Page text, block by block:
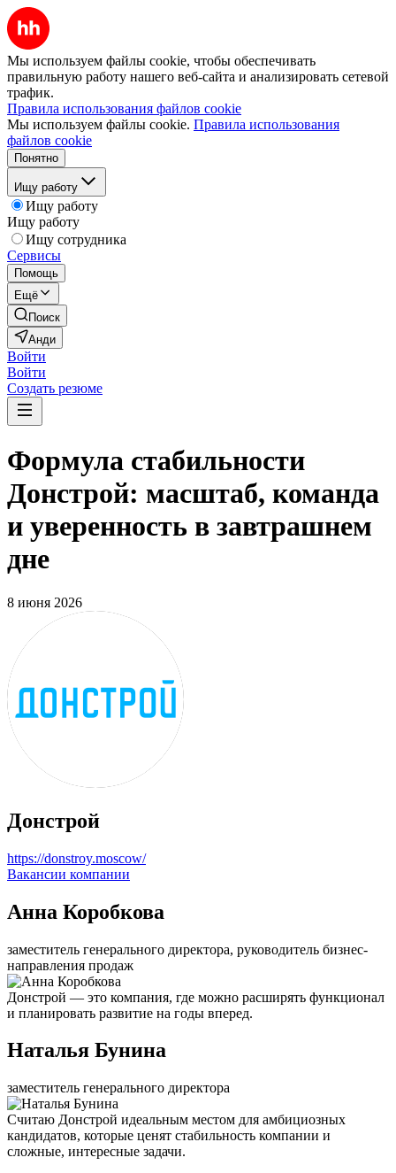
Мы используем файлы cookie, чтобы обеспечивать
правильную работу нашего веб-сайта и анализировать сетевой
трафик.
Правила использования файлов cookie
Мы используем файлы cookie. Правила использования
файлов cookie
Понятно
Ищу работу
Ищу работу
Ищу работу
Ищу сотрудника
Сервисы
Помощь
Ещё
Поиск
Анди
Войти
Войти
Создать резюме
Формула стабильности
Донстрой: масштаб, команда
и уверенность в завтрашнем
дне
8 июня 2026
Донстрой
https://donstroy.moscow/
Вакансии компании
Анна Коробкова
заместитель генерального директора, руководитель бизнес-
направления продаж
Донстрой — это компания, где можно расширять функционал
и планировать развитие на годы вперед.
Наталья Бунина
заместитель генерального директора
Считаю Донстрой идеальным местом для амбициозных
кандидатов, которые ценят стабильность компании и
сложные, интересные задачи.